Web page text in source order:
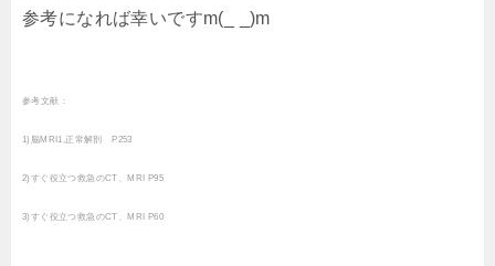
参考になれば幸いですm(_ _)m
参考文献：
1)脳MRI1,正常解剖 P253
2)すぐ役立つ救急のCT、MRI P95
3)すぐ役立つ救急のCT、MRI P60